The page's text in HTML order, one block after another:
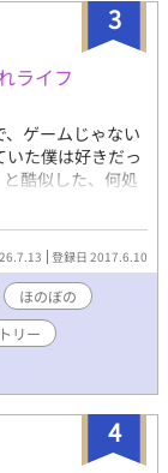
3
ライフ
ゲームじゃない
た僕は好きだっ
酷似した、何処
らの事を悩もう
でかいおっさん
きくてガサツで横
拉致された僕の
きるしぃ……ま
れ回す横暴将軍
その他×主人公
レム物になりま
登録日 2017.6.10
ほのぼの
リー
4